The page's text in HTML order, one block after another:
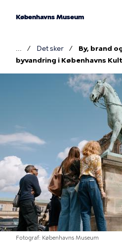
Københavns Museum
Brødkrumme
Det sker
By, brand
byvandring i Københavns
Fotograf Københavns Museum